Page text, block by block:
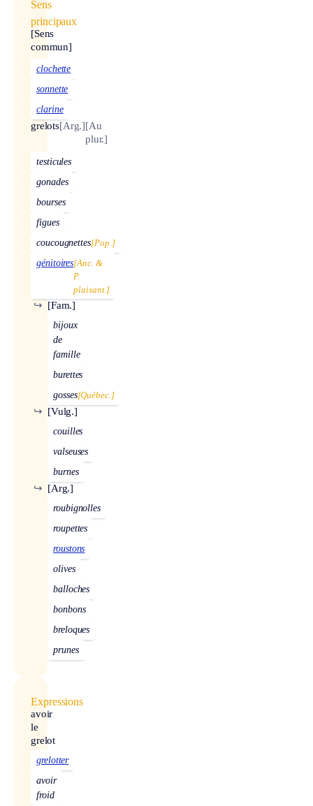
Sens
principaux
[Sens
commun]
clochette
sonnette
clarine
grelots[Arg.][Au
plur.]
testicules
gonades
bourses
figues
coucougnettes[Pop.]
génitoires[Anc. &
P.
plaisant.]
[Fam.]
↪
bijoux
de
famille
burettes
gosses[Québec.]
[Vulg.]
↪
couilles
valseuses
burnes
[Arg.]
↪
roubignolles
roupettes
roustons
olives
balloches
bonbons
breloques
prunes
Expressions
avoir
le
grelot
grelotter
avoir
froid